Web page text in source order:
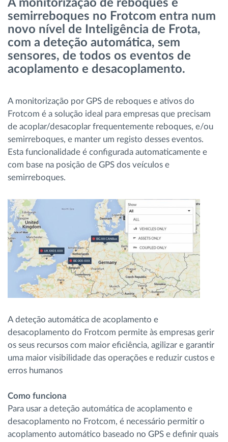
Gestão de Combustível
Planeamento e monitorização de rotas
Identificação automática de condutores
Como resolvemos cada necessidade da
atividade da frota
A monitorização de reboques e
semirreboques no Frotcom entra num
novo nível de Inteligência de Frota,
com a deteção automática, sem
sensores, de todos os eventos de
acoplamento e desacoplamento.
A monitorização por GPS de reboques e ativos do
Frotcom é a solução ideal para empresas que precisam
de acoplar/desacoplar frequentemente reboques, e/ou
semirreboques, e manter um registo desses eventos.
Esta funcionalidade é configurada automaticamente e
com base na posição de GPS dos veículos e
semirreboques.
A deteção automática de acoplamento e
desacoplamento do Frotcom permite às empresas gerir
os seus recursos com maior eficiência, agilizar e garantir
uma maior visibilidade das operações e reduzir custos e
erros humanos
Como funciona
Para usar a deteção automática de acoplamento e
desacoplamento no Frotcom, é necessário permitir o
acoplamento automático baseado no GPS e definir quais